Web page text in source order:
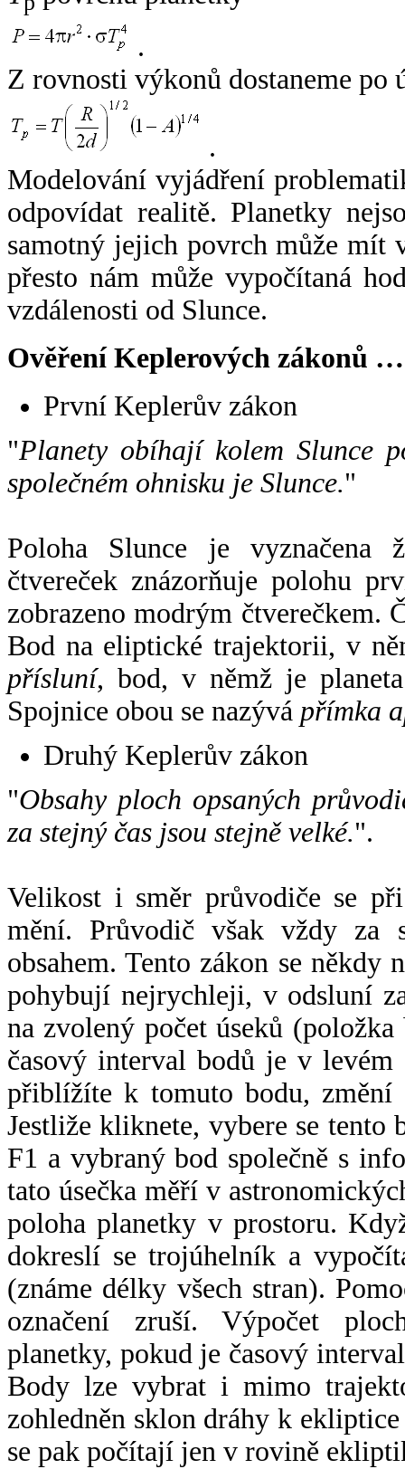
.
Z rovnosti výkonů dostaneme po
.
Modelování vyjádření
odpovídat realitě. Planetky
samotný jejich povrch může mít
přesto nám může vypočítaná
vzdálenosti od Slunce.
Ověření Keplerových zákonů …
První Keplerův zákon
"Planety obíhají kolem Slunce
společném ohnisku je Slunce."
Poloha Slunce je vyznačena
čtvereček znázorňuje polohu
zobrazeno modrým čtverečkem.
Bod na eliptické trajektorii, v
přísluní, bod, v němž je
Spojnice obou se nazývá přímka
Druhý Keplerův zákon
"Obsahy ploch opsaných
za stejný čas jsou stejně velké.".
Velikost i směr průvodiče se
mění. Průvodič však vždy za
obsahem. Tento zákon se někdy
pohybují nejrychleji, v odsluní
na zvolený počet úseků
časový interval bodů je v
přiblížíte k tomuto bodu,
Jestliže kliknete, vybere se tento
F1 a vybraný bod společně s
tato úsečka měří v
poloha planetky v prostoru.
dokreslí se trojúhelník a
(známe délky všech stran).
označení zruší. Výpočet
planetky, pokud je časový
Body lze vybrat i mimo
zohledněn sklon dráhy k
se pak počítají jen v rovině